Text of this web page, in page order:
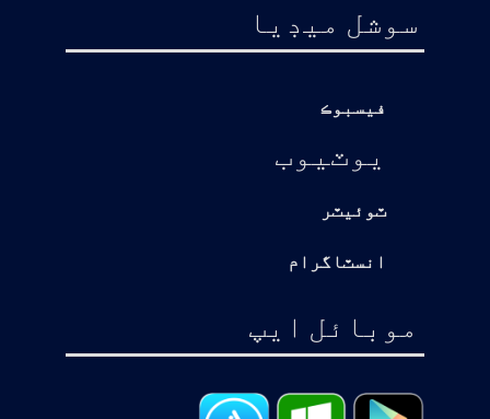
سوشل ميڊيا
فيسبوڪ
يوٽيوب
ٽوئيٽر
انسٽاگرام
موبائل ايپ